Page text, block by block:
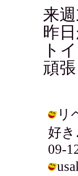
来
昨
ト
頑
リ
好
09-